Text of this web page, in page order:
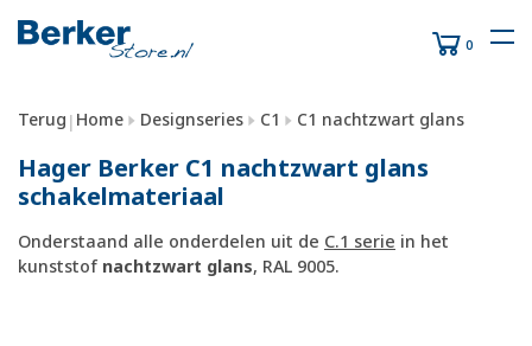
0
Terug | Home Designseries C1 C1 nachtzwart glans
Hager Berker C1 nachtzwart glans
schakelmateriaal
Onderstaand alle onderdelen uit de C.1 serie in het
kunststof nachtzwart glans, RAL 9005.